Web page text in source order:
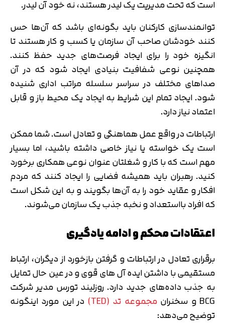
است که تحت مدیریت یک لیدر هستند، نه خود آن لیدر.
توانمندسازی کارکنان باید بگونه‌ای باشد که آن‌ها حس
کنند خودشان صاحب آن سازمان یا کسب و کار هستند تا
انگیزه خود را برای ایجاد فرصت‌های جدید حفظ کنند.
همچنین نوعی شفافیت بنیادی ایجاد شود که در آن
صداهای مختلف در سراسر سلسله مراتب اداری شنیده
شود. ایجاد تمام این شرایط به ایجاد یک محیط باز و قابل
اعتماد نیاز دارد.
ارتباطات در واقع عمل هماهنگی و تعادل است. شما ممکن
است یک خواسته یا نیاز خاصی داشته باشید، اما بسیار
مهم است که با کار و شغلتان عنوان نوعی همکاری برخورد
کنید. رهبران باید همیشه فضایی را ایجاد کنند که مردم
افکار و عقاید خود را به آن‌ها بگویند و به این شکل است
که افراد بااستعداد و نخبه جذب یک سازمان می‌شوند.
اعتقادات محکم و ادامه یادگیری
برقراری تعادل در ارتباطات و گرفتن بازخورد از دیگران، ارتباط
مستقیمی با داشتن ایده‌ آل های قوی و در عین حال تمایل
به جذب داده‌های جدید دارد. روزلیند تورس مدیر شرکت
BCG و سخنران
مجموعه تد (TED)
در این مورد اینگونه
توضیح می‌دهد:
کد ارسال شده را وارد کنید
اصلاح شماره
تایید کد
دریافت مجدد کد:00:59
متوجه شدم